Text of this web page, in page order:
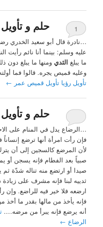
حلم و
1
…نادرة قال أبو سعيد الخدري
عليه وسلم: بينما أنا نائم
ما يبلغ الثدي ومنها ما يبلغ
وعليه قميص يجره. قالوا فما
تأويل رؤيا تأويل قميص عمر ←
حلم و
…الرضاع يدل في المنام على
فإن رأت امرأة أنها ترضع إنساناً
لأن المرضع كالسجين إلى أن
صبياً بعد الفطام فإنه يسجن
صيدا أو ارتضع منه تناله شدّة
ثدييه لبنا فإنه مشرف على زيادة
ارضعه فلا خير فيه للراضع. وإن
فإنه يأخذ من مالها بقدر ما
أنه يرضع فإنه يبرأ من مرضه….
الرضاع ←